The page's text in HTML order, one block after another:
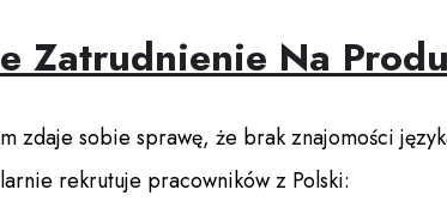
Zatrudnienie Na
zdaje sobie sprawę, że brak znajomości
rekrutuje pracowników z Polski: